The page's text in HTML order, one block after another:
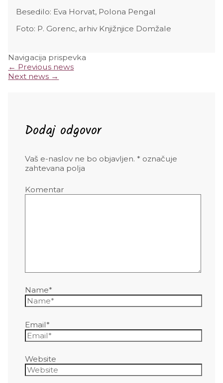
Besedilo: Eva Horvat, Polona Pengal
Foto: P. Gorenc, arhiv Knjižnjice Domžale
Navigacija prispevka
← Previous news
Next news →
Dodaj odgovor
Vaš e-naslov ne bo objavljen. * označuje
zahtevana polja
Komentar
Name*
Email*
Website